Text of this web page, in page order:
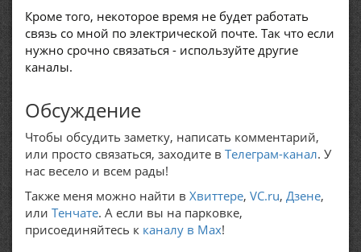
Кроме того, некоторое время не будет работать
связь со мной по электрической почте. Так что если
нужно срочно связаться - используйте другие
каналы.
Обсуждение
Чтобы обсудить заметку, написать комментарий,
или просто связаться, заходите в Телеграм-канал. У
нас весело и всем рады!
Также меня можно найти в Хвиттере, VC.ru, Дзене,
или Тенчате. А если вы на парковке,
присоединяйтесь к каналу в Max!